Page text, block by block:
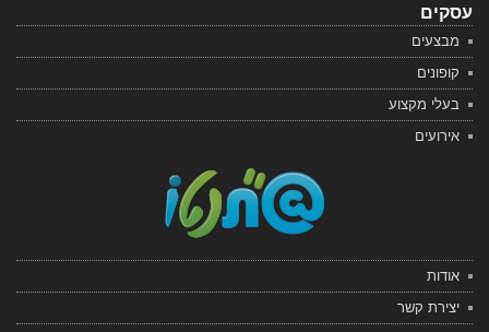
עסקים
מבצעים
קופונים
בעלי מקצוע
אירועים
אודות
יצירת קשר